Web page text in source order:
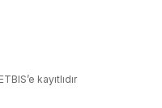
kayıtlıdır